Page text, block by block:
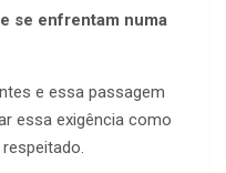
se enfrentam numa
e essa passagem
essa exigência como